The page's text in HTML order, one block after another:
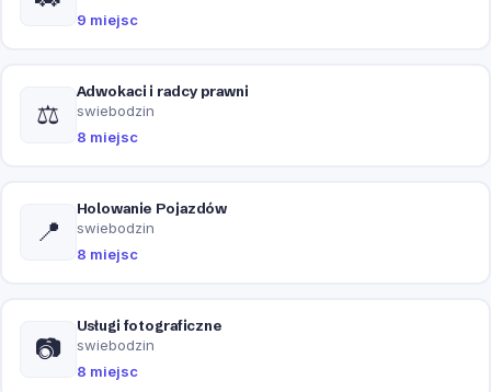
9 miejsc
⚖️
Adwokaci i radcy prawni
swiebodzin
8 miejsc
📍
Holowanie Pojazdów
swiebodzin
8 miejsc
📷
Usługi fotograficzne
swiebodzin
8 miejsc